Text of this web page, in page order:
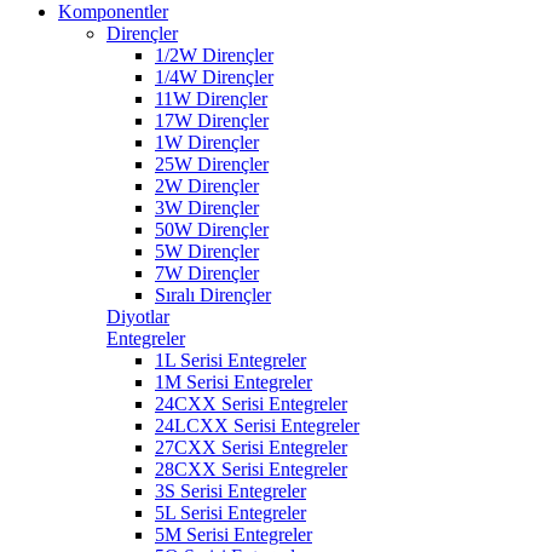
Komponentler
Dirençler
1/2W Dirençler
1/4W Dirençler
11W Dirençler
17W Dirençler
1W Dirençler
25W Dirençler
2W Dirençler
3W Dirençler
50W Dirençler
5W Dirençler
7W Dirençler
Sıralı Dirençler
Diyotlar
Entegreler
1L Serisi Entegreler
1M Serisi Entegreler
24CXX Serisi Entegreler
24LCXX Serisi Entegreler
27CXX Serisi Entegreler
28CXX Serisi Entegreler
3S Serisi Entegreler
5L Serisi Entegreler
5M Serisi Entegreler